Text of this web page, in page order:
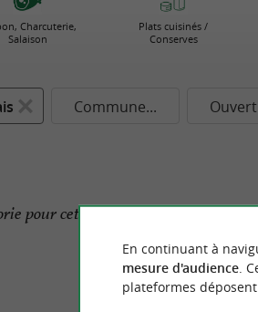
Charcuterie,
Salaison
Plats cuisinés /
Conserves
Commune...
pour cette commune pour le
En continuant à
mesure d'audience.
plateformes